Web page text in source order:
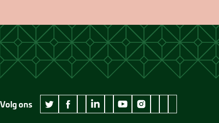
Volg ons
twitter Museum Jan Cunen
facebook Museum Jan Cunen
wikipedia Museum Jan Cunen
linkedin Museum Jan Cunen
googleplus Museum Jan Cunen
youtube Museum Jan Cunen
instagram Museum